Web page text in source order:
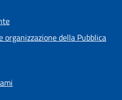
della Pubblica